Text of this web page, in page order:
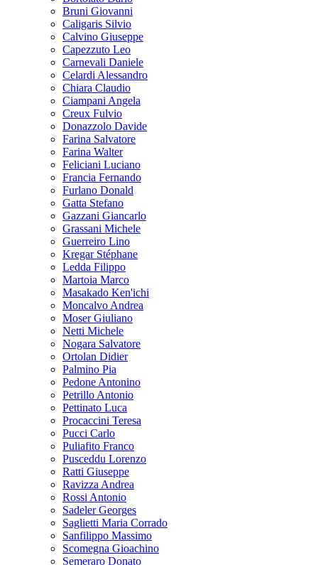
Bruni Giovanni
Caligaris Silvio
Calvino Giuseppe
Capezzuto Leo
Carnevali Daniele
Celardi Alessandro
Chiara Claudio
Ciampani Angela
Creux Fulvio
Donazzolo Davide
Farina Salvatore
Farina Walter
Feliciani Luciano
Francia Fernando
Furlano Donald
Gatta Stefano
Gazzani Giancarlo
Grassani Michele
Guerreiro Lino
Kregar Stéphane
Ledda Filippo
Martoia Marco
Masakado Ken'ichi
Moncalvo Andrea
Moser Giuliano
Netti Michele
Nogara Salvatore
Ortolan Didier
Palmino Pia
Pedone Antonino
Petrillo Antonio
Pettinato Luca
Procaccini Teresa
Pucci Carlo
Puliafito Franco
Pusceddu Lorenzo
Ratti Giuseppe
Ravizza Andrea
Rossi Antonio
Sadeler Georges
Saglietti Maria Corrado
Sanfilippo Massimo
Scomegna Gioachino
Semeraro Donato